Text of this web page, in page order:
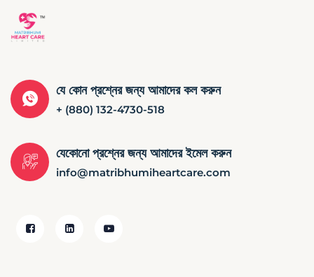
যে কোন প্রশ্নের জন্য আমাদের কল করুন
+ (880) 132-4730-518
যেকোনো প্রশ্নের জন্য আমাদের ইমেল করুন
info@matribhumiheartcare.com